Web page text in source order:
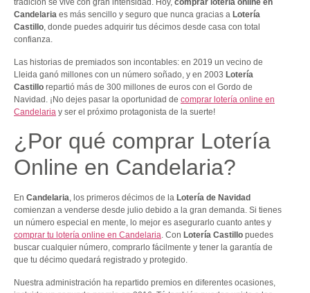
tradición se vive con gran intensidad. Hoy, comprar lotería online en
Candelaria es más sencillo y seguro que nunca gracias a Lotería
Castillo, donde puedes adquirir tus décimos desde casa con total
confianza.
Las historias de premiados son incontables: en 2019 un vecino de
Lleida ganó millones con un número soñado, y en 2003 Lotería
Castillo repartió más de 300 millones de euros con el Gordo de
Navidad. ¡No dejes pasar la oportunidad de comprar lotería online en
Candelaria y ser el próximo protagonista de la suerte!
¿Por qué comprar Lotería
Online en Candelaria?
En Candelaria, los primeros décimos de la Lotería de Navidad
comienzan a venderse desde julio debido a la gran demanda. Si tienes
un número especial en mente, lo mejor es asegurarlo cuanto antes y
comprar tu lotería online en Candelaria. Con Lotería Castillo puedes
buscar cualquier número, comprarlo fácilmente y tener la garantía de
que tu décimo quedará registrado y protegido.
Nuestra administración ha repartido premios en diferentes ocasiones,